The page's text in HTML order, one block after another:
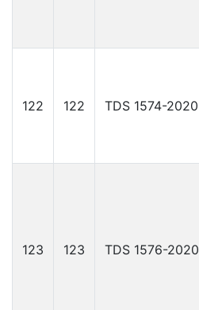
122 122 TDS 1574-2020
123 123 TDS 1576-2020